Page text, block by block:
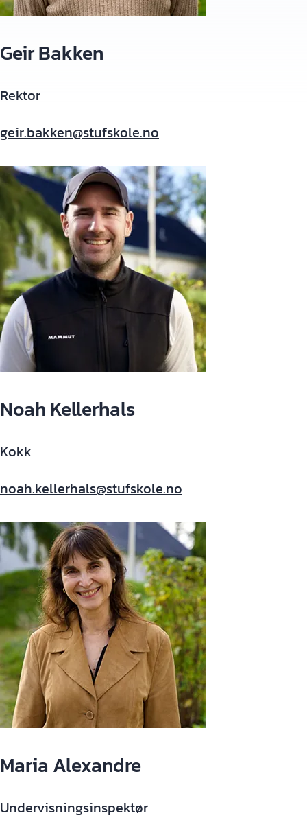
Geir Bakken
Rektor
geir.bakken@stufskole.no
Noah Kellerhals
Kokk
noah.kellerhals@stufskole.no
Maria Alexandre
Undervisningsinspektør